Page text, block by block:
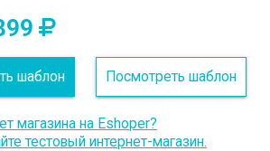
шаблон Посмотреть шаблон
магазина на Eshoper?
тестовый интернет-магазин.